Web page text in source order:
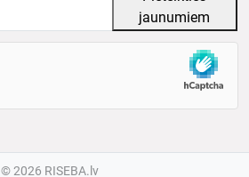
©2026 RISEBA.lv